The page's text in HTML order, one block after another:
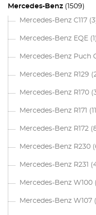
Mercedes-Benz (1509)
Mercedes-Benz C117
Mercedes-Benz EQE (1)
Mercedes-Benz Puch
Mercedes-Benz R129
Mercedes-Benz R170
Mercedes-Benz R171
Mercedes-Benz R172
Mercedes-Benz R230
Mercedes-Benz R231
Mercedes-Benz W100
Mercedes-Benz W107